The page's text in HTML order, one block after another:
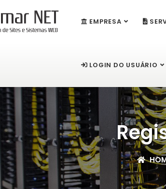
EMPRESA
LOGIN DO USUÁRIO